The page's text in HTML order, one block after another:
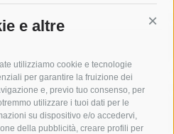
e altre
utilizziamo cookie e tecnologie
per garantire la fruizione dei
e, previo tuo consenso, per
utilizzare i tuoi dati per le
su dispositivo e/o accedervi,
della pubblicità, creare profili per
campanella
arresto